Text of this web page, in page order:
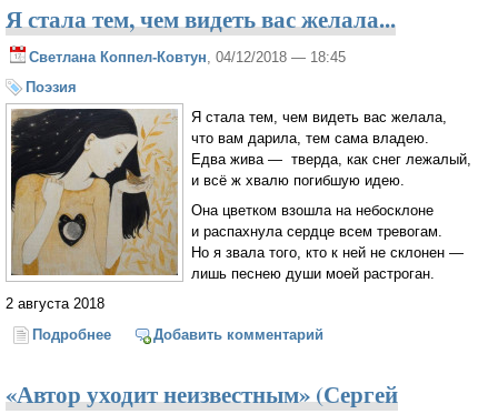
Я стала тем, чем видеть вас желала...
Светлана Коппел-Ковтун, 04/12/2018 — 18:45
Поэзия
Я стала тем, чем видеть вас желала,
что вам дарила, тем сама владею.
Едва жива — тверда, как снег лежалый,
и всё ж хвалю погибшую идею.
Она цветком взошла на небосклоне
и распахнула сердце всем тревогам.
Но я звала того, кто к ней не склонен —
лишь песнею души моей растроган.
2 августа 2018
Подробнее о Я стала тем, чем видеть вас желала...
Добавить комментарий
«Автор уходит неизвестным» (Сергей